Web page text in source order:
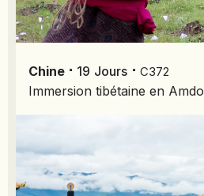
Chine ⋅ 19 Jours ⋅ C372
Immersion tibétaine en Amdo